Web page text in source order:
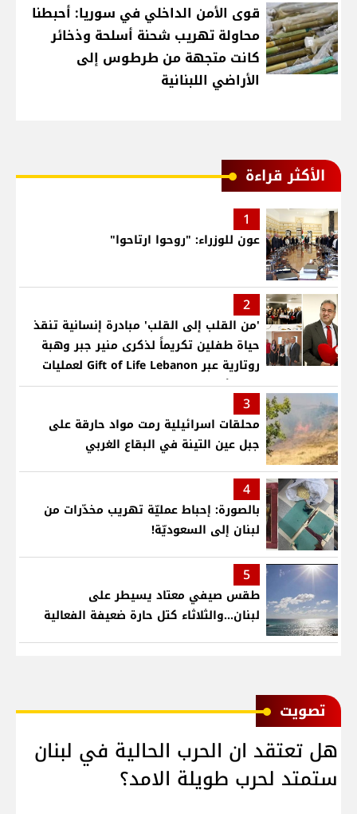
قوى الأمن الداخلي في سوريا: أحبطنا
محاولة تهريب شحنة أسلحة وذخائر
كانت متجهة من طرطوس إلى
الأراضي اللبنانية
الأكثر قراءة
1
عون للوزراء: "روحوا ارتاحوا"
2
'من القلب إلى القلب' مبادرة إنسانية تنقذ
حياة طفلين تكريماً لذكرى منير جبر وهبة
روتارية عبر Gift of Life Lebanon لعمليات
قلب لأطفال في مستشفى حمود الجامعي
3
محلقات اسرائيلية رمت مواد حارقة على
جبل عين التينة في البقاع الغربي
4
بالصورة: إحباط عمليّة تهريب مخدّرات من
لبنان إلى السعوديّة!
5
طقس صيفي معتاد يسيطر على
لبنان...والثلاثاء كتل حارة ضعيفة الفعالية
ﺗﺼﻮﻳﺖ
هل تعتقد ان الحرب الحالية في لبنان
ستمتد لحرب طويلة الامد؟